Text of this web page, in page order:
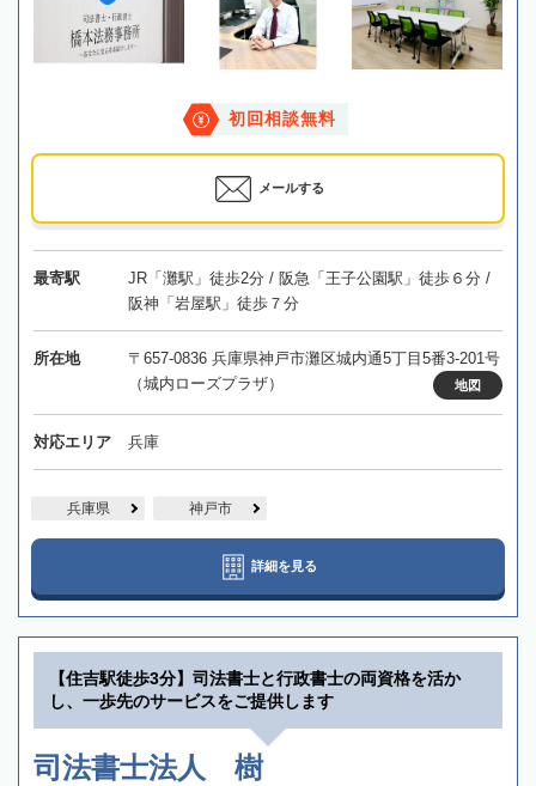
初回相談無料
メールする
最寄駅
JR「灘駅」徒歩2分 / 阪急「王子公園駅」徒歩６分 /
阪神「岩屋駅」徒歩７分
所在地
〒657-0836 兵庫県神戸市灘区城内通5丁目5番3-201号
（城内ローズプラザ）
地図
対応エリア 兵庫
兵庫県 神戸市
詳細を見る
【住吉駅徒歩3分】司法書士と行政書士の両資格を活か
し、一歩先のサービスをご提供します
司法書士法人 樹